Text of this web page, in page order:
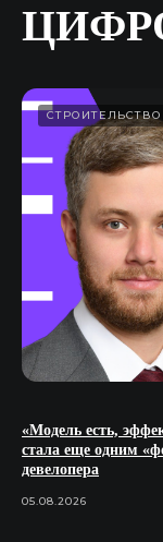
СТРОИТЕЛЬСТВО
«Модель есть,
стала еще одним
девелопера
05.08.2026